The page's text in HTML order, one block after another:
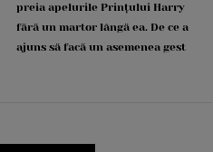
preia apelurile Prințului Harry
fără un martor lângă ea. De ce a
ajuns să facă un asemenea gest